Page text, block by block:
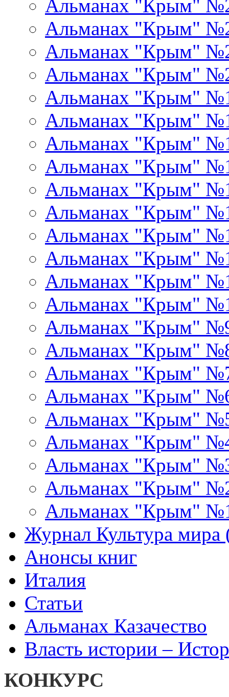
Альманах "Крым"
Альманах "Крым"
Альманах "Крым"
Альманах "Крым"
Альманах "Крым"
Альманах "Крым"
Альманах "Крым"
Альманах "Крым"
Альманах "Крым"
Альманах "Крым"
Альманах "Крым"
Альманах "Крым"
Альманах "Крым"
Альманах "Крым"
Альманах "Крым"
Альманах "Крым"
Альманах "Крым"
Альманах "Крым"
Альманах "Крым"
Альманах "Крым"
Альманах "Крым"
Альманах "Крым"
Альманах "Крым"
Журнал Культура
Анонсы книг
Италия
Статьи
Альманах Казачество
Власть истории –
КОНКУРС